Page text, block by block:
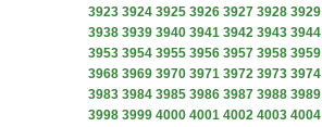
3923 3924 3925 3926 3927 3928 3929
3938 3939 3940 3941 3942 3943 3944
3953 3954 3955 3956 3957 3958 3959
3968 3969 3970 3971 3972 3973 3974
3983 3984 3985 3986 3987 3988 3989
3998 3999 4000 4001 4002 4003 4004